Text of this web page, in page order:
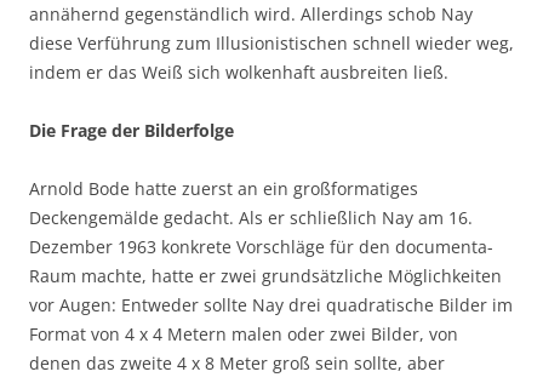
annähernd gegenständlich wird. Allerdings schob Nay
diese Verführung zum Illusionistischen schnell wieder weg,
indem er das Weiß sich wolkenhaft ausbreiten ließ.
Die Frage der Bilderfolge
Arnold Bode hatte zuerst an ein großformatiges
Deckengemälde gedacht. Als er schließlich Nay am 16.
Dezember 1963 konkrete Vorschläge für den documenta-
Raum machte, hatte er zwei grundsätzliche Möglichkeiten
vor Augen: Entweder sollte Nay drei quadratische Bilder im
Format von 4 x 4 Metern malen oder zwei Bilder, von
denen das zweite 4 x 8 Meter groß sein sollte, aber